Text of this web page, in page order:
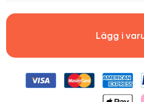
Lägg i